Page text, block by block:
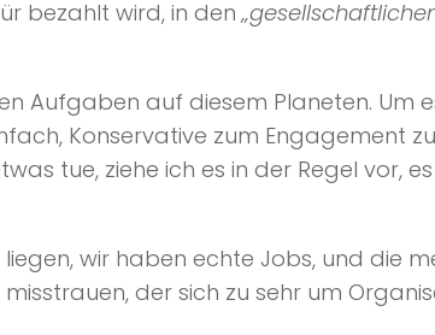
bezahlt wird, in den
Aufgaben auf diesem Planeten. Um
Konservative zum Engagement
tue, ziehe ich es in der Regel vor,
wir haben echte Jobs, und die
der sich zu sehr um